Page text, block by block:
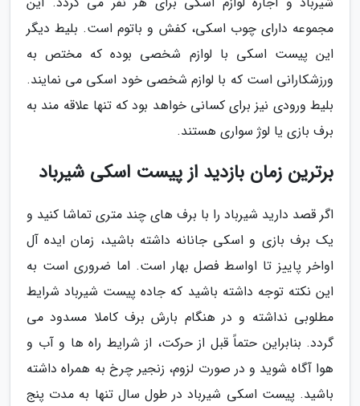
مجموعه دارای چوب اسکی، کفش و باتوم است. بلیط دیگر
این پیست اسکی با لوازم شخصی بوده که مختص به
ورزشکارانی است که با لوازم شخصی خود اسکی می نمایند.
بلیط ورودی نیز برای کسانی خواهد بود که تنها علاقه مند به
برف بازی یا لوژ سواری هستند.
برترین زمان بازدید از پیست اسکی شیرباد
اگر قصد دارید شیرباد را با برف های چند متری تماشا کنید و
یک برف بازی و اسکی جانانه داشته باشید، زمان ایده آل
اواخر پاییز تا اواسط فصل بهار است. اما ضروری است به
این نکته توجه داشته باشید که جاده پیست شیرباد شرایط
مطلوبی نداشته و در هنگام بارش برف کاملا مسدود می
گردد. بنابراین حتماً قبل از حرکت، از شرایط راه ها و آب و
هوا آگاه شوید و در صورت لزوم، زنجیر چرخ به همراه داشته
باشید. پیست اسکی شیرباد در طول سال تنها به مدت پنج